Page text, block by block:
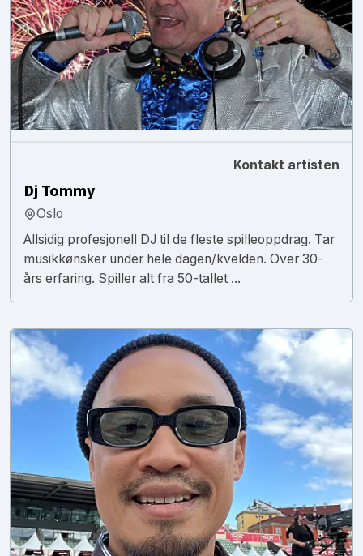
Kontakt artisten
Dj Tommy
Oslo
Allsidig profesjonell DJ til de fleste spilleoppdrag. Tar
musikkønsker under hele dagen/kvelden. Over 30-
års erfaring. Spiller alt fra 50-tallet ...